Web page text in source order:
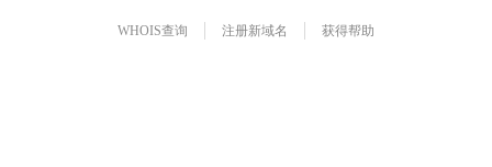
WHOIS查询 注册新域名 获得帮助